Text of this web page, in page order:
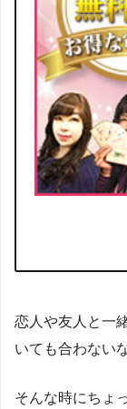
恋人や友人と一
いても合わない
そんな時にちょ